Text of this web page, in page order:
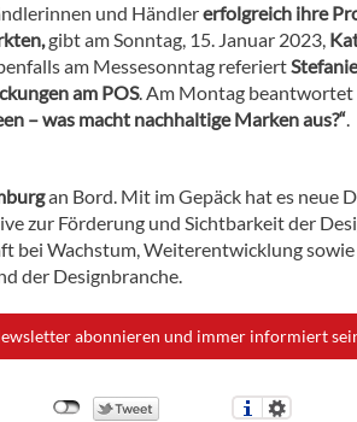
und Händlererfolgreich ihre
gibt am Sonntag, 15. Januar 2023,
am Messesonntag referiert
am POS. Am Montag beantwortet
– was macht nachhaltige Marken aus?“.
an Bord. Mit im Gepäck hat es neue
zur Förderung und Sichtbarkeit der
bei Wachstum, Weiterentwicklung
der Designbranche.
abonnieren und immer informiert